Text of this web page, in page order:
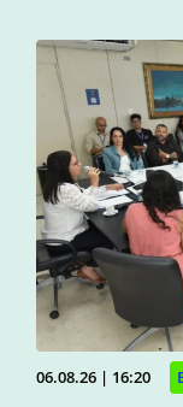
06.08.26 | 16:20